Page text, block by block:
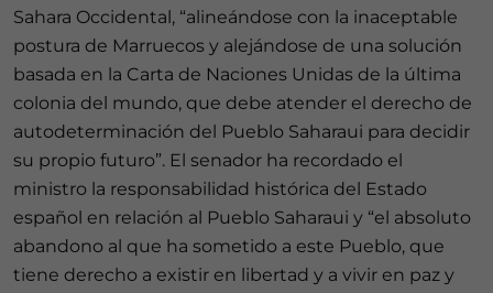
Sahara Occidental, “alineándose con la inaceptable
postura de Marruecos y alejándose de una solución
basada en la Carta de Naciones Unidas de la última
colonia del mundo, que debe atender el derecho de
autodeterminación del Pueblo Saharaui para decidir
su propio futuro”. El senador ha recordado el
ministro la responsabilidad histórica del Estado
español en relación al Pueblo Saharaui y “el absoluto
abandono al que ha sometido a este Pueblo, que
tiene derecho a existir en libertad y a vivir en paz y